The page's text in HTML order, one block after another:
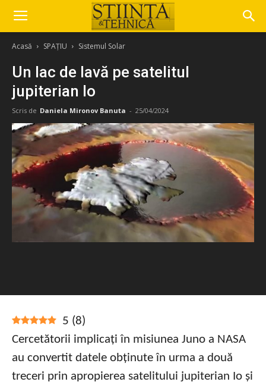
Acasă SPAȚIU Sistemul Solar
Un lac de lavă pe satelitul
jupiterian Io
Scris de Daniela Mironov Banuta - 25/04/2024
5 (8)
Cercetătorii implicați în misiunea Juno a NASA
au convertit datele obținute în urma a două
treceri prin apropierea satelitului jupiterian Io și